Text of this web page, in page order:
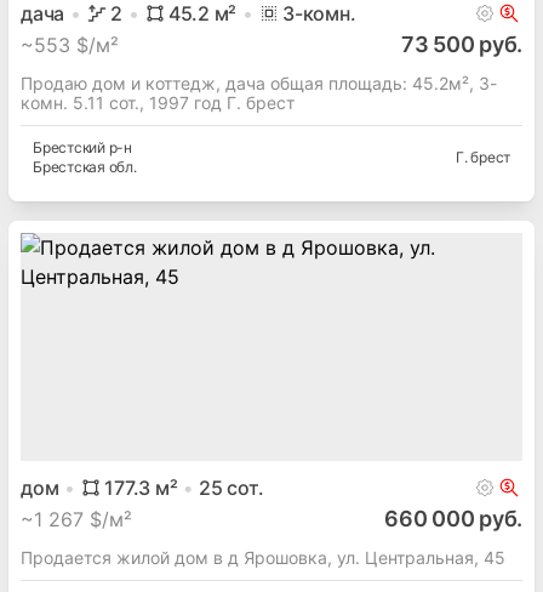
дача 2 45.2 м² 3-комн.
~553 $/м² 73 500 руб.
Продаю дом и коттедж, дача общая площадь: 45.2м², 3-
комн. 5.11 сот., 1997 год Г. брест
Брестский р-н
Брестская обл.
Г. брест
дом 177.3 м² 25 сот.
~1 267 $/м² 660 000 руб.
Продается жилой дом в д Ярошовка, ул. Центральная, 45